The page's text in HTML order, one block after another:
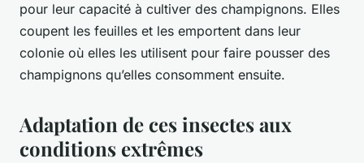
pour leur capacité à cultiver des champignons. Elles
coupent les feuilles et les emportent dans leur
colonie où elles les utilisent pour faire pousser des
champignons qu’elles consomment ensuite.
Adaptation de ces insectes aux
conditions extrêmes